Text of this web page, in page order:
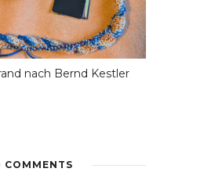
nach Bernd Kestler
COMMENTS